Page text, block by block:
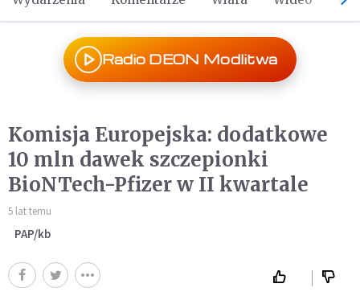
Radio DEON Modlitwa
Komisja Europejska: dodatkowe
10 mln dawek szczepionki
BioNTech-Pfizer w II kwartale
5 lat temu
PAP/kb